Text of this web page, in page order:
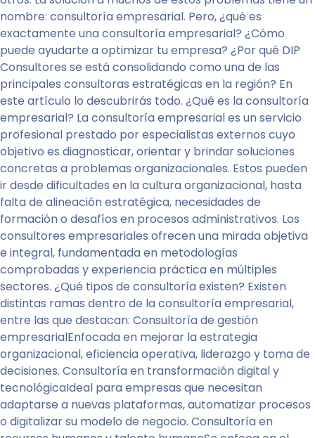
nombre: consultoría empresarial. Pero, ¿qué es
exactamente una consultoría empresarial? ¿Cómo
puede ayudarte a optimizar tu empresa? ¿Por qué DIP
Consultores se está consolidando como una de las
principales consultoras estratégicas en la región? En
este artículo lo descubrirás todo. ¿Qué es la consultoría
empresarial? La consultoría empresarial es un servicio
profesional prestado por especialistas externos cuyo
objetivo es diagnosticar, orientar y brindar soluciones
concretas a problemas organizacionales. Estos pueden
ir desde dificultades en la cultura organizacional, hasta
falta de alineación estratégica, necesidades de
formación o desafíos en procesos administrativos. Los
consultores empresariales ofrecen una mirada objetiva
e integral, fundamentada en metodologías
comprobadas y experiencia práctica en múltiples
sectores. ¿Qué tipos de consultoría existen? Existen
distintas ramas dentro de la consultoría empresarial,
entre las que destacan: Consultoría de gestión
empresarialEnfocada en mejorar la estrategia
organizacional, eficiencia operativa, liderazgo y toma de
decisiones. Consultoría en transformación digital y
tecnológicaIdeal para empresas que necesitan
adaptarse a nuevas plataformas, automatizar procesos
o digitalizar su modelo de negocio. Consultoría en